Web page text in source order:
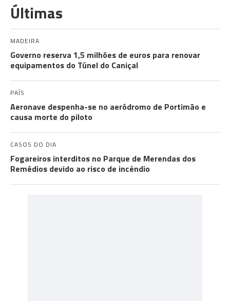
Últimas
MADEIRA
Governo reserva 1,5 milhões de euros para renovar
equipamentos do Túnel do Caniçal
PAÍS
Aeronave despenha-se no aeródromo de Portimão e
causa morte do piloto
CASOS DO DIA
Fogareiros interditos no Parque de Merendas dos
Remédios devido ao risco de incêndio